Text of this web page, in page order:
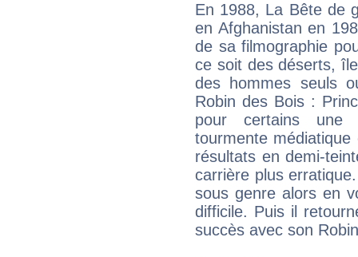
En 1988, La Bête de
en Afghanistan en
de sa filmographie
ce soit des déserts,
des hommes seuls
Robin des Bois :
pour certains une
tourmente
résultats en demi-
carrière plus
sous genre alors en
difficile. Puis il
succès avec son